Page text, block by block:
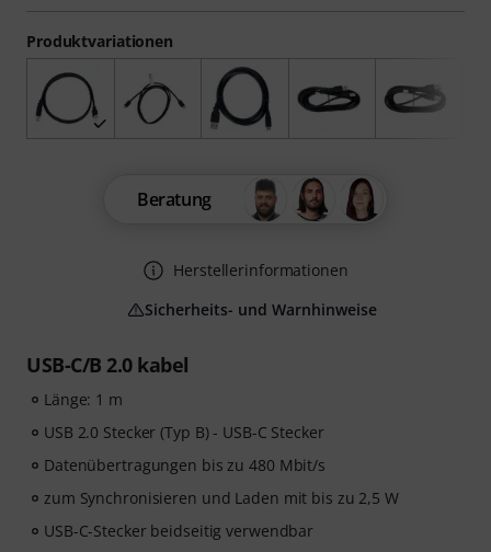
USB-C/B 2.0 kabel
Länge: 1 m
USB 2.0 Stecker (Typ B) - USB-C Stecker
Datenübertragungen bis zu 480 Mbit/s
zum Synchronisieren und Laden mit bis zu 2,5 W
USB-C-Stecker beidseitig verwendbar
Produktvariationen
Beratung
Herstellerinformationen
Sicherheits- und Warnhinweise